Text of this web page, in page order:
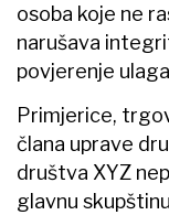
osoba koje ne
narušava
povjerenje
Primjerice,
člana uprave
društva XYZ
glavnu